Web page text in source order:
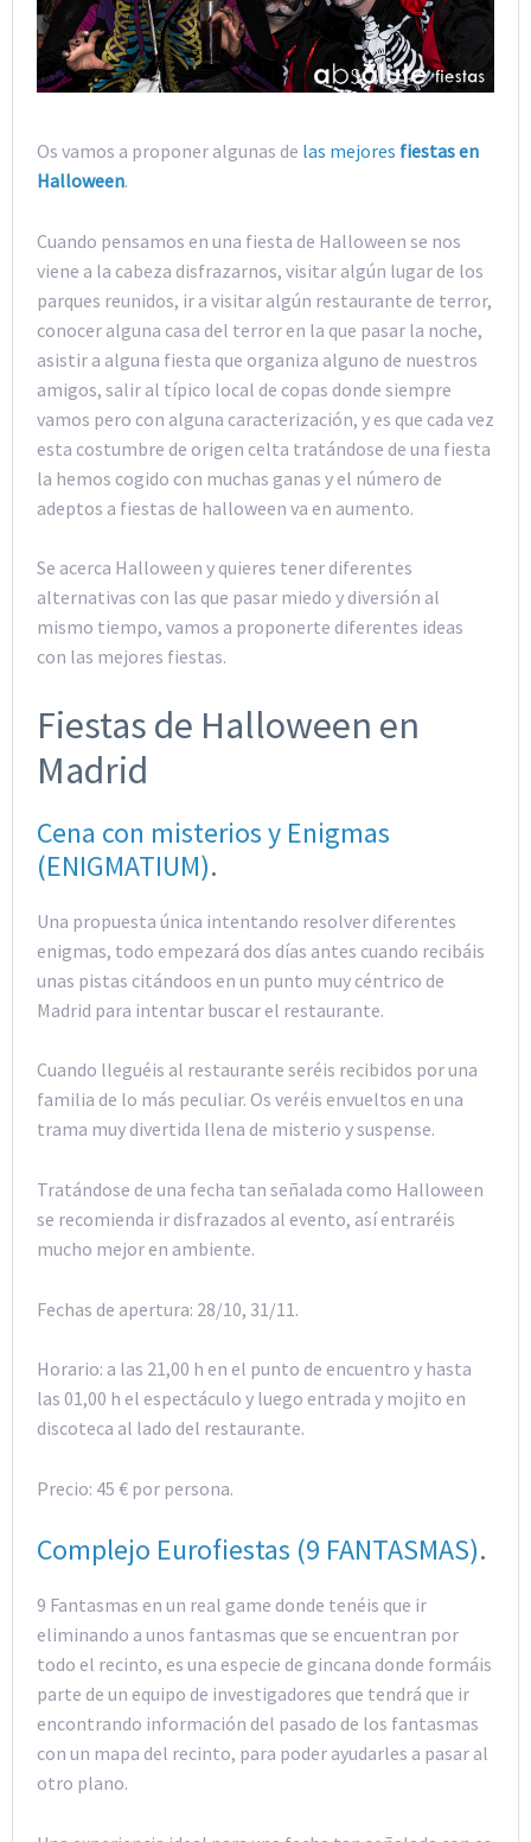
Os vamos a proponer algunas de las mejores fiestas en
Halloween.
Cuando pensamos en una fiesta de Halloween se nos
viene a la cabeza disfrazarnos, visitar algún lugar de los
parques reunidos, ir a visitar algún restaurante de terror,
conocer alguna casa del terror en la que pasar la noche,
asistir a alguna fiesta que organiza alguno de nuestros
amigos, salir al típico local de copas donde siempre
vamos pero con alguna caracterización, y es que cada vez
esta costumbre de origen celta tratándose de una fiesta
la hemos cogido con muchas ganas y el número de
adeptos a fiestas de halloween va en aumento.
Se acerca Halloween y quieres tener diferentes
alternativas con las que pasar miedo y diversión al
mismo tiempo, vamos a proponerte diferentes ideas
con las mejores fiestas.
Fiestas de Halloween en
Madrid
Cena con misterios y Enigmas
(ENIGMATIUM).
Una propuesta única intentando resolver diferentes
enigmas, todo empezará dos días antes cuando recibáis
unas pistas citándoos en un punto muy céntrico de
Madrid para intentar buscar el restaurante.
Cuando lleguéis al restaurante seréis recibidos por una
familia de lo más peculiar. Os veréis envueltos en una
trama muy divertida llena de misterio y suspense.
Tratándose de una fecha tan señalada como Halloween
se recomienda ir disfrazados al evento, así entraréis
mucho mejor en ambiente.
Fechas de apertura: 28/10, 31/11.
Horario: a las 21,00 h en el punto de encuentro y hasta
las 01,00 h el espectáculo y luego entrada y mojito en
discoteca al lado del restaurante.
Precio: 45 € por persona.
Complejo Eurofiestas (9 FANTASMAS).
9 Fantasmas en un real game donde tenéis que ir
eliminando a unos fantasmas que se encuentran por
todo el recinto, es una especie de gincana donde formáis
parte de un equipo de investigadores que tendrá que ir
encontrando información del pasado de los fantasmas
con un mapa del recinto, para poder ayudarles a pasar al
otro plano.